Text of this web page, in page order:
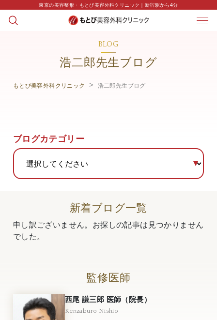
東京の美容整形・もとび美容外科クリニック｜新宿駅から4分
BLOG
浩二郎先生ブログ
もとび美容外科クリニック 浩二郎先生ブログ
ブログカテゴリー
新着ブログ一覧
申し訳ございません。お探しの記事は見つかりません
でした。
監修医師
西尾 謙三郎 医師（院長）
Kenzaburo Nishio